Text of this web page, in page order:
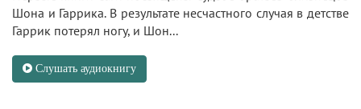
Шона и Гаррика. В результате несчастного случая в детстве
Гаррик потерял ногу, и Шон...
Слушать аудиокнигу